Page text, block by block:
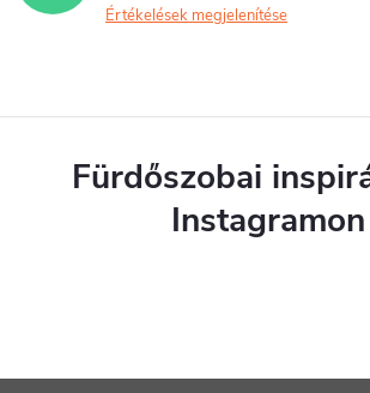
Értékelések megjelenítése
Fürdőszobai
Instagramon